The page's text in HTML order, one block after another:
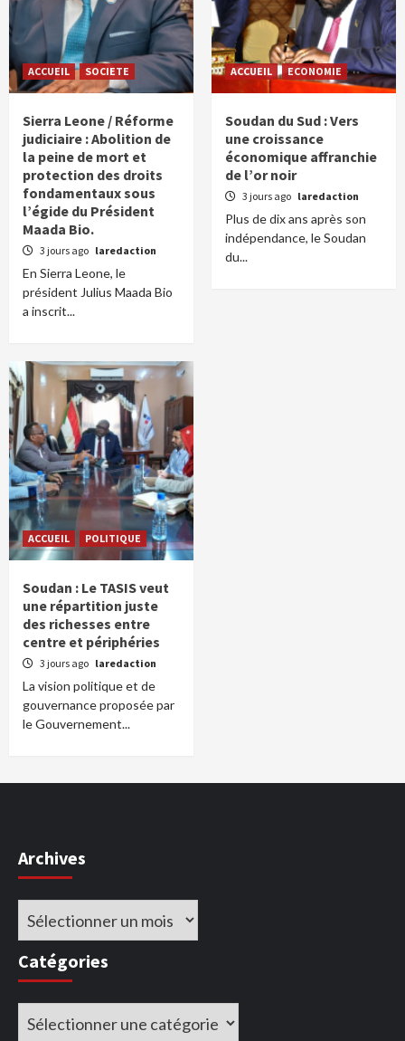
ACCUEIL SOCIETE
Sierra Leone / Réforme
judiciaire : Abolition de
la peine de mort et
protection des droits
fondamentaux sous
l’égide du Président
Maada Bio.
3 jours ago laredaction
En Sierra Leone, le
président Julius Maada Bio
a inscrit...
ACCUEIL ECONOMIE
Soudan du Sud : Vers
une croissance
économique affranchie
de l’or noir
3 jours ago laredaction
Plus de dix ans après son
indépendance, le Soudan
du...
ACCUEIL POLITIQUE
Soudan : Le TASIS veut
une répartition juste
des richesses entre
centre et périphéries
3 jours ago laredaction
La vision politique et de
gouvernance proposée par
le Gouvernement...
Archives
Archives
Catégories
Catégories